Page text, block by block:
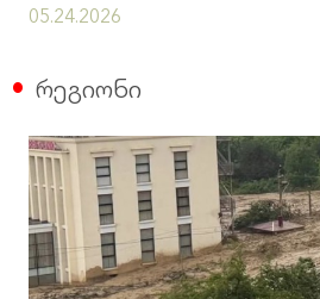
05.24.2026
რეგიონი